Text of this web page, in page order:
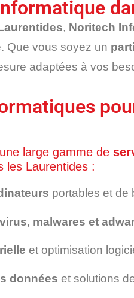
, Noritech
Que vous soyez un
adaptées à vos
large gamme de
les Laurentides :
portables et de
malwares et
et optimisation
données et solutions